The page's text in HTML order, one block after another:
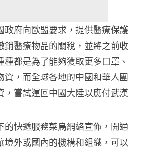
政府向歐盟要求，提供醫療保護
銷醫療物品的關稅，並將之前收
種都是為了能夠獲取更多口罩、
資，而全球各地的中國和華人團
，嘗試運回中國大陸以應付武漢
的快遞服務菜鳥網絡宣佈，開通
境外或國內的機構和組織，可以